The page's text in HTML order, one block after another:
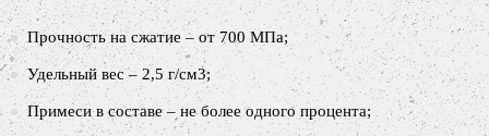
Прочность на сжатие – от 700 МПа;
Удельный вес – 2,5 г/см3;
Примеси в составе – не более одного процента;